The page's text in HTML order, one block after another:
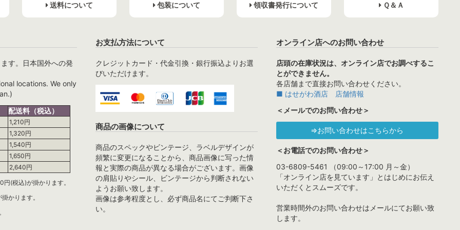
送料について 包装について 領収書発行について Ｑ＆Ａ
す。日本国外への発
locations. We only
配送料（税込）
1,210円
1,320円
1,540円
1,650円
2,640円
(税込)が掛かります。
かります。
お支払方法について
クレジットカード・代金引換・銀行振込よりお選
びいただけます。
商品の画像について
商品のスペックやビンテージ、ラベルデザインが
頻繁に変更になることから、商品画像に写った情
報と実際の商品が異なる場合がございます。画像
の肩貼りやシール、ビンテージから判断されない
ようお願い致します。
画像は参考程度とし、必ず商品名にてご判断下さ
い。
オンライン店へのお問い合わせ
店頭の在庫状況は、オンライン店でお調べするこ
とができません。
各店舗まで直接お問い合わせください。
■ はせがわ酒店 店舗情報
＜メールでのお問い合わせ＞
⇒お問い合わせはこちらから
＜お電話でのお問い合わせ＞
03-6809-5461 （09:00～17:00 月～金）
「オンライン店を見ています」とはじめにお伝え
いただくとスムーズです。
営業時間外のお問い合わせはメールにてお願い致
します。